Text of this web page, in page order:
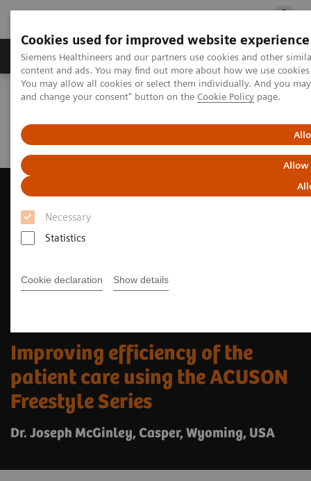
Cookies used for improved website experience
Siemens Healthineers and our partners use cookies and other
content and ads. You may find out more about how we use
You may allow all cookies or select them individually. And you
and change your consent" button on the Cookie Policy page.
Allow
Necessary
Statistics
Cookie declaration Show details
Ürün ve Hizmetler Öne Çıkanlar Sağlık
Siemens Healthineers Türkiye
Tıbbi Görüntüleme
Improving efficiency of the patient care using the ACUSON
Freestyle Series
Improving efficiency of the
patient care using the ACUSON
Freestyle Series
Dr. Joseph McGinley, Casper, Wyoming, USA